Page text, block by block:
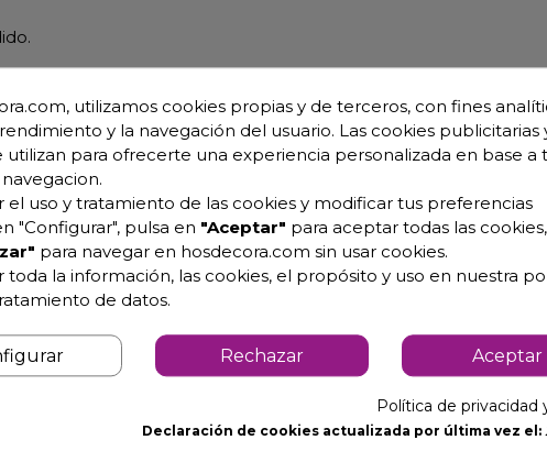
profesionales
utilizamos cookies propias y de terceros, con fines
y la navegación del usuario. Las cookies publicitarias
utilizan para ofrecerte una experiencia personalizada en base a
el uso y tratamiento de las cookies y modificar tus preferencias
"Configurar", pulsa en "Aceptar" para aceptar todas las
para navegar en hosdecora.com sin usar cookies.
toda la información, las cookies, el propósito y uso en nuestra
de datos.
Rechazar Aceptar
Política de privacidad
Declaración de cookies actualizada por última vez el: